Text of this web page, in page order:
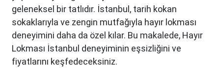
geleneksel bir tatlıdır. İstanbul, tarih kokan
sokaklarıyla ve zengin mutfağıyla hayır lokması
deneyimini daha da özel kılar. Bu makalede, Hayır
Lokması İstanbul deneyiminin eşsizliğini ve
fiyatlarını keşfedeceksiniz.